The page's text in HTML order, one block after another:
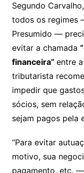
Segundo
todos os regimes
Presumido —
evitar a chamada
financeira” entre
tributarista
impedir que
sócios, sem
sejam pagos pela
“Para evitar
motivo, sua
pagamento, etc.